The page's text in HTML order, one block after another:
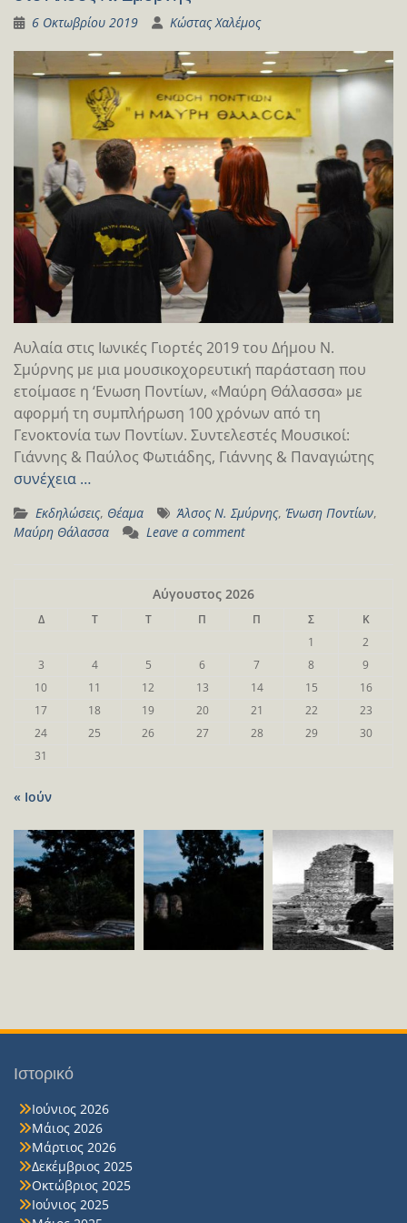
6 Οκτωβρίου 2019 Κώστας Χαλέμος
Αυλαία στις Ιωνικές Γιορτές 2019 του Δήμου Ν.
Σμύρνης με μια μουσικοχορευτική παράσταση που
ετοίμασε η ‘Ενωση Ποντίων, «Μαύρη Θάλασσα» με
αφορμή τη συμπλήρωση 100 χρόνων από τη
Γενοκτονία των Ποντίων. Συντελεστές Μουσικοί:
Γιάννης & Παύλος Φωτιάδης, Γιάννης & Παναγιώτης
συνέχεια …
Εκδηλώσεις, Θέαμα Άλσος Ν. Σμύρνης, Ένωση Ποντίων,
Μαύρη Θάλασσα
Leave a comment
Αύγουστος 2026
Δ Τ Τ Π Π Σ
Κ
1
2
3
4 5 6 7 8
9
10
11 12 13 14 15
16
17
18 19 20 21 22
23
24
25 26 27 28 29
30
31
« Ιούν
Ιστορικό
Ιούνιος 2026
Μάιος 2026
Μάρτιος 2026
Δεκέμβριος 2025
Οκτώβριος 2025
Ιούνιος 2025